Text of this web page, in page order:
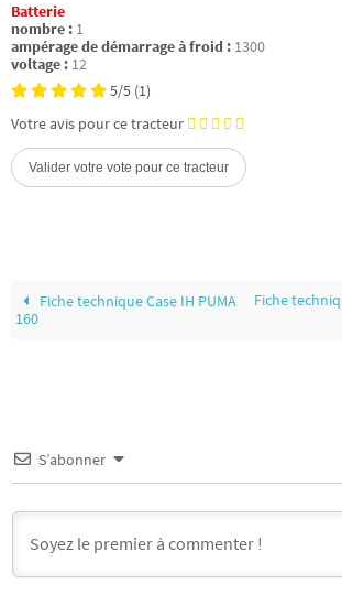
Batterie
nombre : 1
ampérage de démarrage à froid : 1300
voltage : 12
5/5 (1)
Votre avis pour ce tracteur
Fiche technique Case IH PUMA
160
Fiche
S’abonner